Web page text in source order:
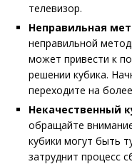
телевизор.
Неправильная
неправильной
может привести к
решении кубика.
переходите на
Некачественный
обращайте
кубики могут быть
затруднит процесс